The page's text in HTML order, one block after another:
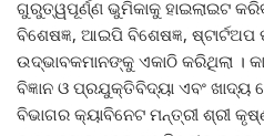
ଗୁରୁତ୍ୱପୂର୍ଣ୍ଣ ଭୁମିକାକୁ ହାଇଲାଇଟ
ବିଶେଷଜ୍ଞ, ଆଇପି ବିଶେଷଜ୍ଞ, ଷ୍ଟାର୍ଟଅପ
ଉଦ୍ଭାବକମାନଙ୍କୁ ଏକାଠି କରିଥିଲା ।
ବିଜ୍ଞାନ ଓ ପ୍ରଯୁକ୍ତିବିଦ୍ୟା ଏବଂ
ବିଭାଗର କ୍ୟାବିନେଟ ମନ୍ତ୍ରୀ ଶ୍ରୀ